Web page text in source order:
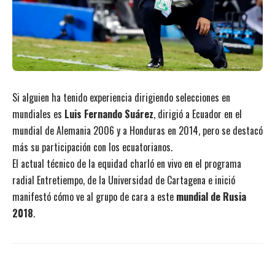
Si alguien ha tenido experiencia dirigiendo selecciones en
mundiales es Luis Fernando Suárez, dirigió a Ecuador en el
mundial de Alemania 2006 y a Honduras en 2014, pero se destacó
más su participación con los ecuatorianos.
El actual técnico de la equidad charló en vivo en el programa
radial Entretiempo, de la Universidad de Cartagena e inició
manifestó cómo ve al grupo de cara a este mundial de Rusia
2018.